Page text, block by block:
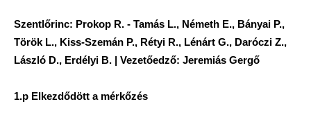
Szentlőrinc: Prokop R. - Tamás L., Németh E., Bányai P.,
Török L., Kiss-Szemán P., Rétyi R., Lénárt G., Daróczi Z.,
László D., Erdélyi B. | Vezetőedző: Jeremiás Gergő
1.p Elkezdődött a mérkőzés